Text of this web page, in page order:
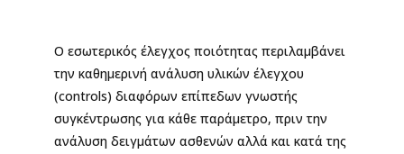
Ο εσωτερικός έλεγχος ποιότητας περιλαμβάνει
την καθημερινή ανάλυση υλικών έλεγχου
(controls) διαφόρων επίπεδων γνωστής
συγκέντρωσης για κάθε παράμετρο, πριν την
ανάλυση δειγμάτων ασθενών αλλά και κατά της